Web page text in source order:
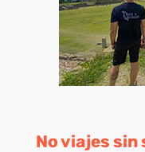
No viajes sin